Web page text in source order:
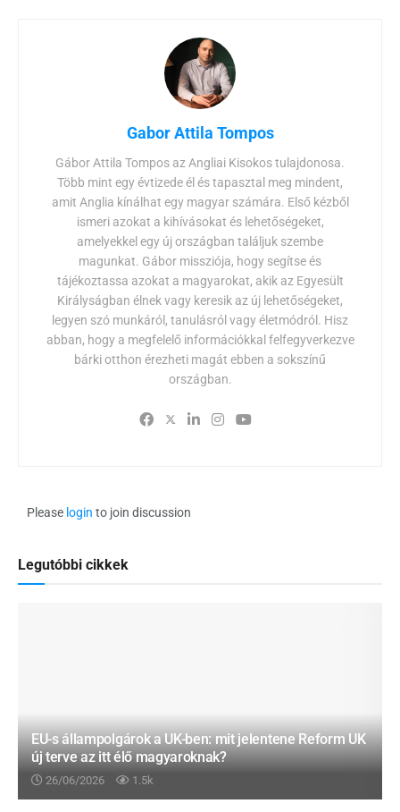
Gabor Attila Tompos
Gábor Attila Tompos az Angliai Kisokos tulajdonosa.
Több mint egy évtizede él és tapasztal meg mindent,
amit Anglia kínálhat egy magyar számára. Első kézből
ismeri azokat a kihívásokat és lehetőségeket,
amelyekkel egy új országban találjuk szembe
magunkat. Gábor missziója, hogy segítse és
tájékoztassa azokat a magyarokat, akik az Egyesült
Királyságban élnek vagy keresik az új lehetőségeket,
legyen szó munkáról, tanulásról vagy életmódról. Hisz
abban, hogy a megfelelő információkkal felfegyverkezve
bárki otthon érezheti magát ebben a sokszínű
országban.
Please login to join discussion
Legutóbbi cikkek
EU-s állampolgárok a UK-ben: mit jelentene Reform UK
új terve az itt élő magyaroknak?
26/06/2026 1.5k